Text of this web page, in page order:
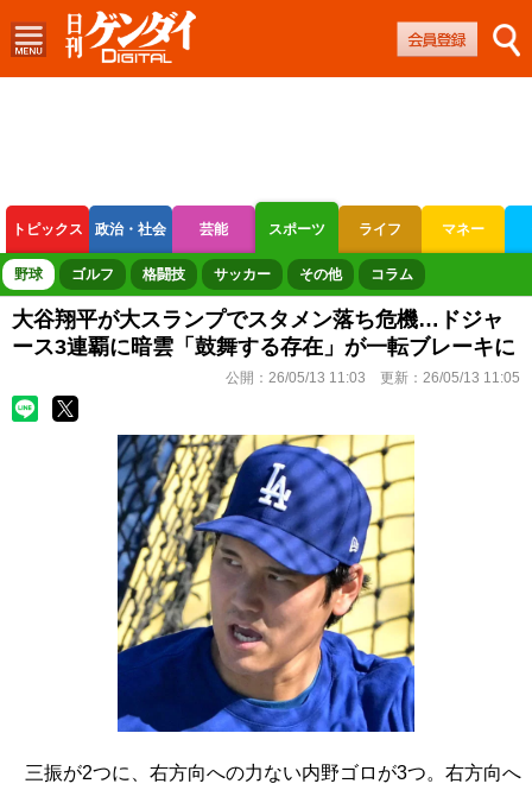
トピックス 政治・社会 芸能 スポーツ ライフ マネー
ボートレース 競輪 オートレース
野球 ゴルフ 格闘技 サッカー その他 コラム
大谷翔平が大スランプでスタメン落ち危機…ドジャ
ース3連覇に暗雲「鼓舞する存在」が一転ブレーキに
公開： 26/05/13 11:03 更新： 26/05/13 11:05
三振が2つに、右方向への力ない内野ゴロが3つ。右方向へ